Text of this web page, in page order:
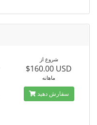
شروع از
$160.00 USD
ماهانه
سفارش دهید